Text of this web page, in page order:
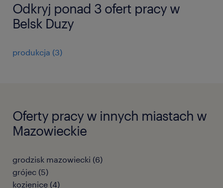
Odkryj ponad 3 ofert pracy w
Belsk Duzy
produkcja (3)
Oferty pracy w innych miastach w
Mazowieckie
grodzisk mazowiecki (6)
grójec (5)
kozienice (4)